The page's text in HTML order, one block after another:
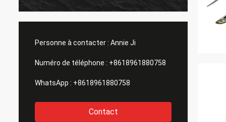
Personne à contacter : Annie Ji
Numéro de téléphone : +8618961880758
WhatsApp : +8618961880758
Contact